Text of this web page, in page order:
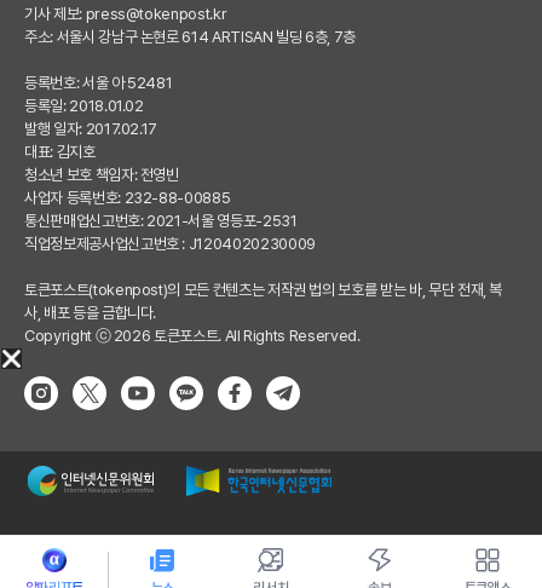
기사 제보: press@tokenpost.kr
주소: 서울시 강남구 논현로 614 ARTISAN 빌딩 6층, 7층
등록번호: 서울 아 52481
등록일: 2018.01.02
발행 일자: 2017.02.17
대표: 김지호
청소년 보호 책임자: 전영빈
사업자 등록번호: 232-88-00885
통신판매업신고번호: 2021-서울 영등포-2531
직업정보제공사업신고번호 : J1204020230009
토큰포스트(tokenpost)의 모든 컨텐츠는 저작권 법의 보호를 받는 바, 무단 전재, 복
사, 배포 등을 금합니다.
Copyright ⓒ 2026 토큰포스트. All Rights Reserved.